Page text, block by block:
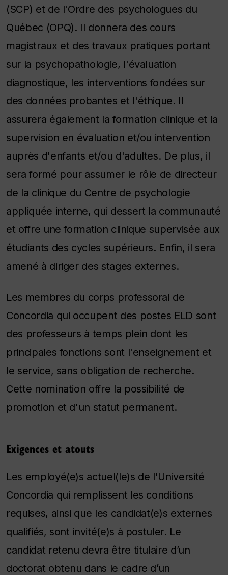
(SCP) et de l'Ordre des psychologues du
Québec (OPQ). Il donnera des cours
magistraux et des travaux pratiques portant
sur la psychopathologie, l'évaluation
diagnostique, les interventions fondées sur
des données probantes et l'éthique. Il
assurera également la formation clinique et la
supervision en évaluation et/ou intervention
auprès d'enfants et/ou d'adultes. De plus, il
sera formé pour assumer le rôle de directeur
de la clinique du Centre de psychologie
appliquée interne, qui dessert la communauté
et offre une formation clinique supervisée aux
étudiants des cycles supérieurs. Enfin, il sera
amené à diriger des stages externes.​
Les membres du corps professoral de
Concordia qui occupent des postes ELD sont
des professeurs à temps plein dont les
principales fonctions sont l'enseignement et
le service, sans obligation de recherche.
Cette nomination offre la possibilité de
promotion et d'un statut permanent.
Exigences et atouts
Les employé(e)s actuel(le)s de l'Université
Concordia qui remplissent les conditions
requises, ainsi que les candidat(e)s externes
qualifiés, sont invité(e)s à postuler. Le
candidat retenu devra être titulaire d’un
doctorat obtenu dans le cadre d’un